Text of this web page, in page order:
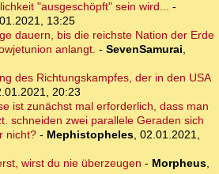
"ausgeschöpft" sein wird... -
13:25
dauern, bis die reichste Nation der Erde
anlangt. - SevenSamurai,
des Richtungskampfes, der in den USA
20:23
ist zunächst mal erforderlich, dass man
schneiden zwei parallele Geraden sich
nicht? - Mephistopheles, 02.01.2021,
wirst du nie überzeugen - Morpheus,